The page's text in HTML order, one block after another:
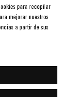
para recopilar
mejorar nuestros
a partir de sus